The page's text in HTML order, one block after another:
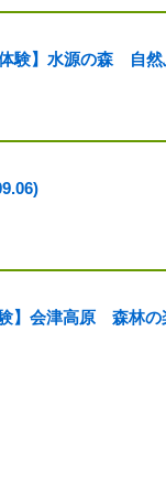
験】水源の森 自然
】会津高原 森林の